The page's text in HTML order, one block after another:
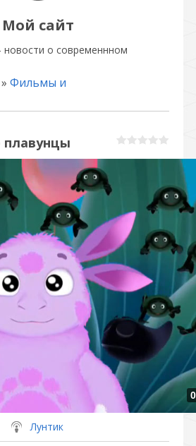
Мой сайт
новости о современнном
» Фильмы и
Лунтик